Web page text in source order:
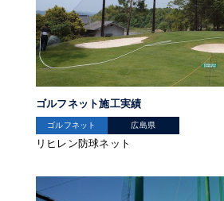
ゴルフネット施工実績
ゴルフネット 広島県
リヒレン防球ネット